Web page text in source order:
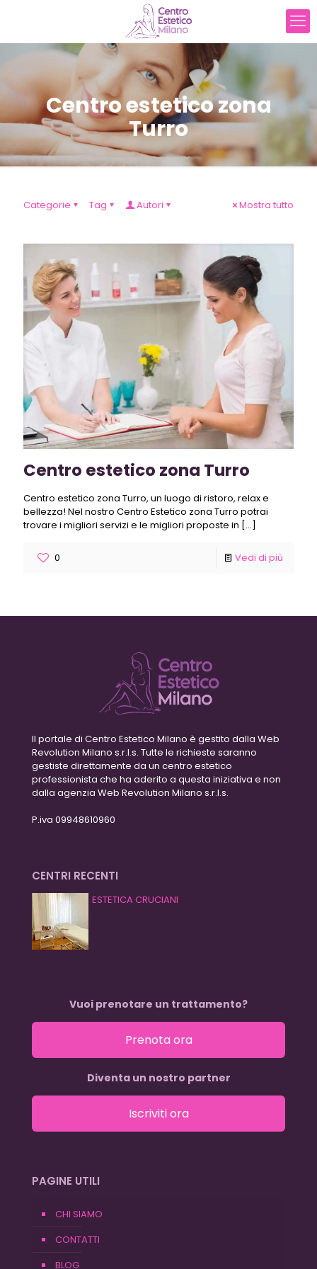
Centro estetico zona
Turro
Categorie Tag Autori Mostra tutto
Centro estetico zona Turro
Centro estetico zona Turro, un luogo di ristoro, relax e
bellezza! Nel nostro Centro Estetico zona Turro potrai
trovare i migliori servizi e le migliori proposte in […]
0 Vedi di più
Il portale di Centro Estetico Milano è gestito dalla Web
Revolution Milano s.r.l.s. Tutte le richieste saranno
gestiste direttamente da un centro estetico
professionista che ha aderito a questa iniziativa e non
dalla agenzia Web Revolution Milano s.r.l.s.
P.iva 09948610960
CENTRI RECENTI
ESTETICA CRUCIANI
Vuoi prenotare un trattamento?
Prenota ora
Diventa un nostro partner
Iscriviti ora
PAGINE UTILI
CHI SIAMO
CONTATTI
BLOG